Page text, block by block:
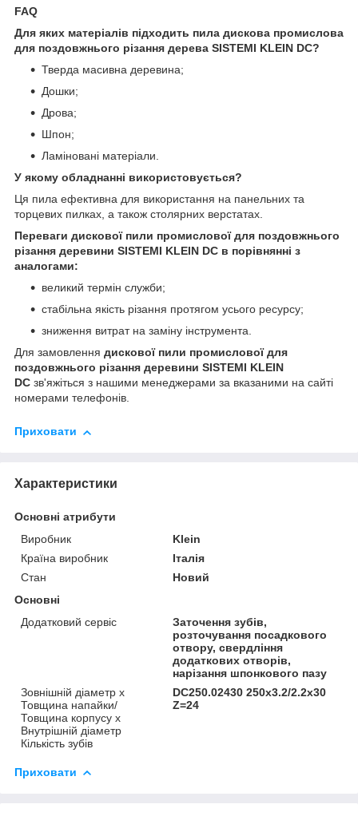
FAQ
Для яких матеріалів підходить пила дискова промислова
для поздовжнього різання дерева SISTEMI KLEIN DC?
Тверда масивна деревина;
Дошки;
Дрова;
Шпон;
Ламіновані матеріали.
У якому обладнанні використовується?
Ця пила ефективна для використання на панельних та
торцевих пилках, а також столярних верстатах.
Переваги дискової пили промислової для поздовжнього
різання деревини SISTEMI KLEIN DC в порівнянні з
аналогами:
великий термін служби;
стабільна якість різання протягом усього ресурсу;
зниження витрат на заміну інструмента.
Для замовлення дискової пили промислової для
поздовжнього різання деревини SISTEMI KLEIN
DC зв'яжіться з нашими менеджерами за вказаними на сайті
номерами телефонів.
Приховати
Характеристики
Основні атрибути
Виробник
Klein
Країна виробник
Італія
Стан
Новий
Основні
Додатковий сервіс
Заточення зубів,
розточування посадкового
отвору, свердління
додаткових отворів,
нарізання шпонкового пазу
Зовнішній діаметр х
Товщина напайки/
Товщина корпусу х
Внутрішній діаметр
Кількість зубів
DC250.02430 250х3.2/2.2х30
Z=24
Приховати